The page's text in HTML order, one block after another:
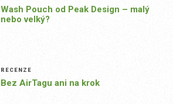
Wash Pouch od Peak Design – malý
nebo velký?
RECENZE
Bez AirTagu ani na krok